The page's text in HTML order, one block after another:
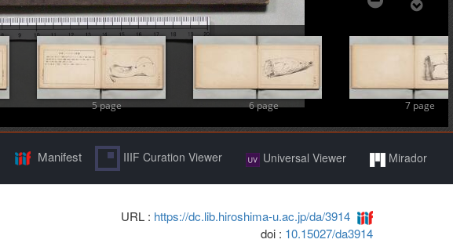
5 page 6 page 7 page
Manifest IIIF Curation Viewer Universal Viewer Mirador
URL : https://dc.lib.hiroshima-u.ac.jp/da/3914
doi : 10.15027/da3914